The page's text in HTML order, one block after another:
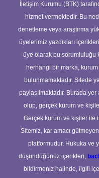
İletişim Kurumu (BTK)
hizmet vermektedir. Bu
denetleme veya araştırma
üyelerimiz yazdıkları
üye olarak bu sorumluluğu
herhangi bir marka, kurum
bulunmamaktadır. Sitede
paylaşılmaktadır. Burada
olup, gerçek kurum ve
Gerçek kurum ve kişiler ile
Sitemiz, kar amacı
platformudur. Hukuka ve
düşündüğünüz içerikleri,
bildirmeniz halinde, ilgili